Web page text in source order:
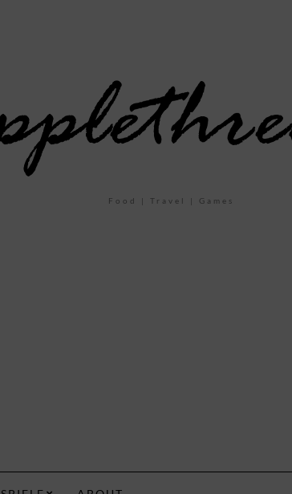
Food | Travel | Games